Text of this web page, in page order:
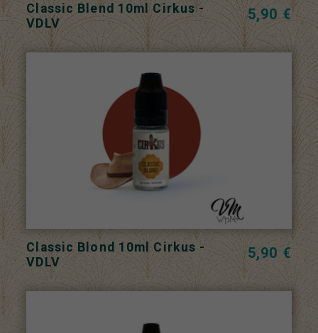
Classic Blend 10ml Cirkus -
VDLV
5,90 €
Classic Blond 10ml Cirkus -
VDLV
5,90 €